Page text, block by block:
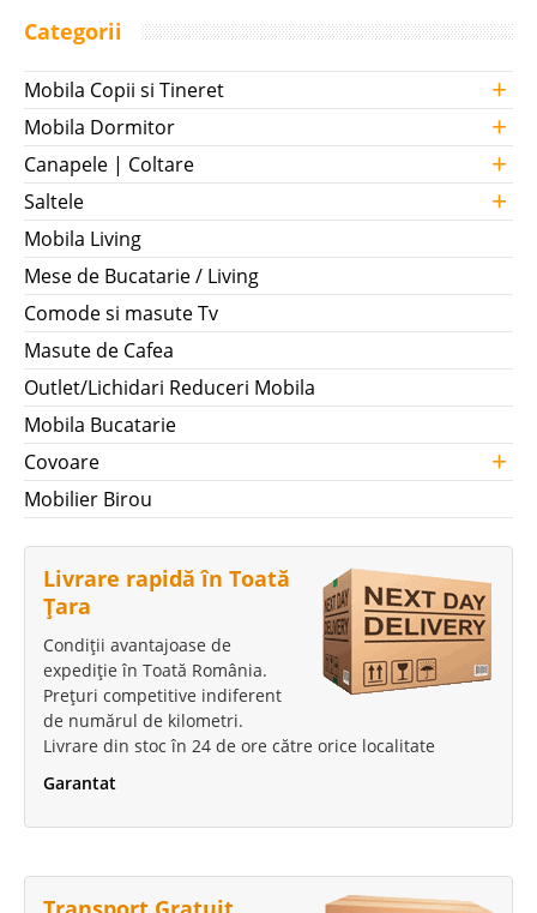
Categorii
Mobila Copii si Tineret +
Mobila Dormitor +
Canapele | Coltare +
Saltele +
Mobila Living
Mese de Bucatarie / Living
Comode si masute Tv
Masute de Cafea
Outlet/Lichidari Reduceri Mobila
Mobila Bucatarie
Covoare
+
Mobilier Birou
Livrare rapidă în Toată
Țara
Condiții avantajoase de
expediție în Toată România.
Prețuri competitive indiferent
de numărul de kilometri.
Livrare din stoc în 24 de ore către orice localitate
Garantat